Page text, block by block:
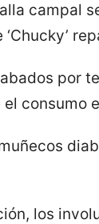
campal
por
los